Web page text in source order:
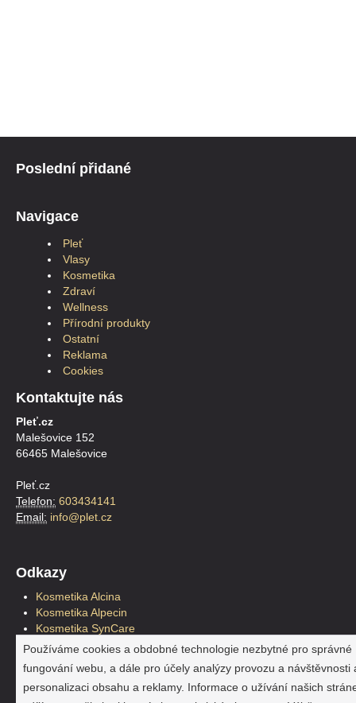
Poslední přidané
Navigace
Pleť
Vlasy
Kosmetika
Zdraví
Wellness
Přírodní produkty
Ostatní
Reklama
Cookies
Kontaktujte nás
Pleť.cz
Malešovice 152
66465 Malešovice
Pleť.cz
Telefon: 603434141
Email: info@plet.cz
Odkazy
Kosmetika Alcina
Kosmetika Alpecin
Kosmetika SynCare
Kosmetika Plantur39
Pleťová kosmetika
Reklama a marketing
Používáme cookies a obdobné technologie nezbytné pro správné
fungování webu, a dále pro účely analýzy provozu a návštěvnosti
personalizaci obsahu a reklamy. Informace o užívání našich